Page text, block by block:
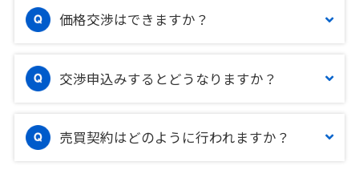
価格交渉はできますか？
交渉申込みするとどうなりますか？
売買契約はどのように行われますか？